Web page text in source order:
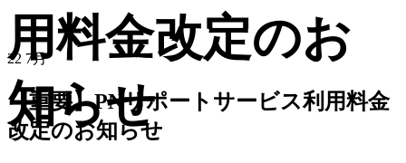
用料金改定のお
知らせ
22 7月
【重要】PNサポートサービス利用料金
改定のお知らせ